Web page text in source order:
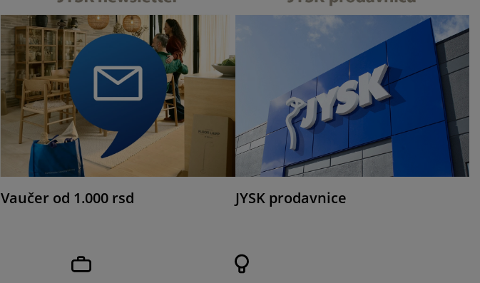
Vaučer od 1.000 rsd JYSK prodavnice